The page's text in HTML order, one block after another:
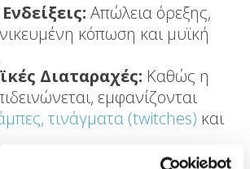
Απώλεια όρεξης,
κόπωση και μυϊκή
Διαταραχές: Καθώς η
εμφανίζονται
τινάγματα (twitches) και
Ευρήματα:
Οι αρρυθμίες